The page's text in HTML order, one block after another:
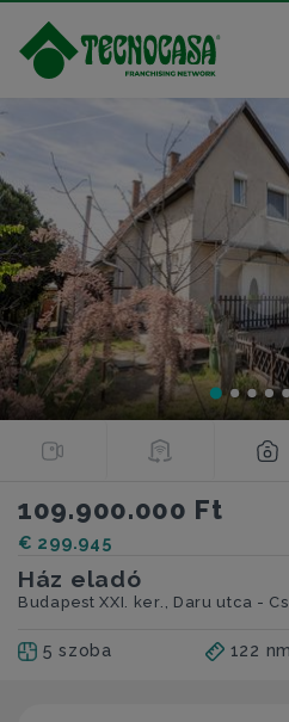
109.900.000 Ft
€ 299.945
Ház eladó
Budapest XXI. ker., Daru utca -
5 szoba 122 nm